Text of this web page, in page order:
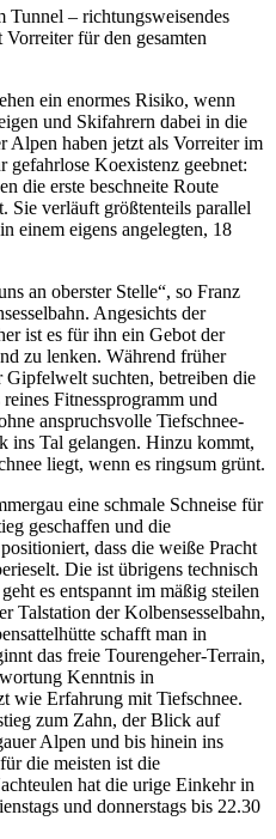
Tunnel – richtungsweisendes
für den gesamten
ein enormes Risiko, wenn
und Skifahrern dabei in die
Alpen haben jetzt als Vorreiter im
gefahrlose Koexistenz geebnet:
die erste beschneite Route
Sie verläuft größtenteils parallel
einem eigens angelegten, 18
an oberster Stelle“, so Franz
Angesichts der
ist es für ihn ein Gebot der
zu lenken. Während früher
Gipfelwelt suchten, betreiben die
Fitnessprogramm und
anspruchsvolle Tiefschnee-
ins Tal gelangen. Hinzu kommt,
liegt, wenn es ringsum grünt.
eine schmale Schneise für
geschaffen und die
dass die weiße Pracht
Die ist übrigens technisch
es entspannt im mäßig steilen
Talstation der Kolbensesselbahn,
schafft man in
das freie Tourengeher-Terrain,
Kenntnis in
wie Erfahrung mit Tiefschnee.
zum Zahn, der Blick auf
Alpen und bis hinein ins
die meisten ist die
hat die urige Einkehr in
und donnerstags bis 22.30